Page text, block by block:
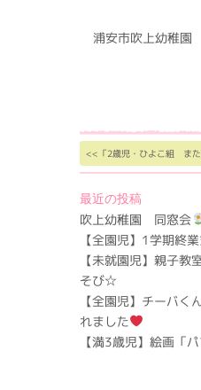
浦安市吹上幼稚園
<<「2歳児・ひよこ組 また
最近の投稿
吹上幼稚園 同窓会
【全園児】1学期終
【未就園児】親子教
そび☆
【全園児】チーバく
れました
【満3歳児】絵画「パ